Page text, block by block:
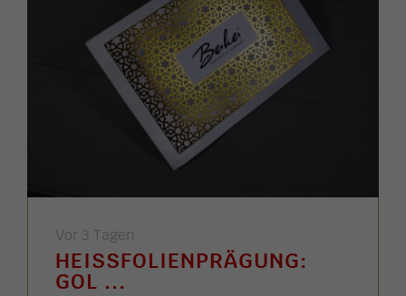
Vor 3 Tagen
HEISSFOLIENPRÄGUNG: G
OL ...